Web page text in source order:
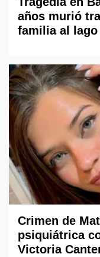
años murió
familia al lago
Crimen de
psiquiátrica
Victoria